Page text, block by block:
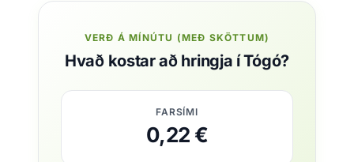
VERÐ Á MÍNÚTU (MEÐ SKÖTTUM)
Hvað kostar að hringja í Tógó?
FARSÍMI
0,22 €